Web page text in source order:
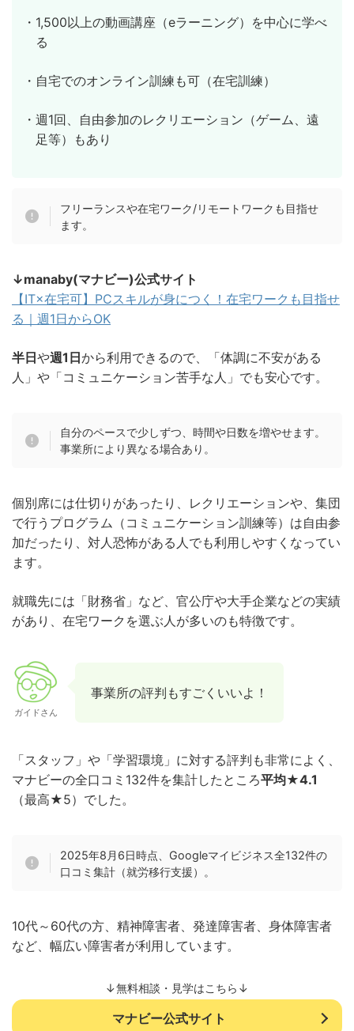
・1,500以上の動画講座（eラーニング）を中心に学べ
る
・自宅でのオンライン訓練も可（在宅訓練）
・週1回、自由参加のレクリエーション（ゲーム、遠
足等）もあり
フリーランスや在宅ワーク/リモートワークも目指せ
ます。
↓manaby(マナビー)公式サイト
【IT×在宅可】PCスキルが身につく！在宅ワークも目指せ
る｜週1日からOK
半日や週1日から利用できるので、「体調に不安がある
人」や「コミュニケーション苦手な人」でも安心です。
自分のペースで少しずつ、時間や日数を増やせます。
事業所により異なる場合あり。
個別席には仕切りがあったり、レクリエーションや、集団
で行うプログラム（コミュニケーション訓練等）は自由参
加だったり、対人恐怖がある人でも利用しやすくなってい
ます。
就職先には「財務省」など、官公庁や大手企業などの実績
があり、在宅ワークを選ぶ人が多いのも特徴です。
ガイドさん
事業所の評判もすごくいいよ！
「スタッフ」や「学習環境」に対する評判も非常によく、
マナビーの全口コミ132件を集計したところ平均★4.1
（最高★5）でした。
2025年8月6日時点、Googleマイビジネス全132件の
口コミ集計（就労移行支援）。
10代～60代の方、精神障害者、発達障害者、身体障害者
など、幅広い障害者が利用しています。
↓無料相談・見学はこちら↓
マナビー公式サイト